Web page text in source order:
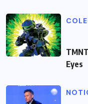
Eyes